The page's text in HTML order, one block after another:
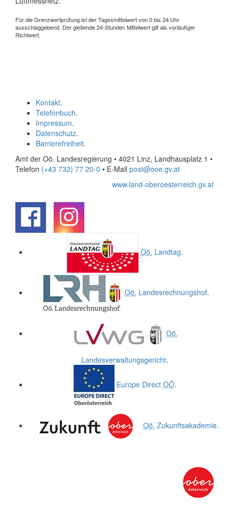
Für die Grenzwertprüfung ist der Tagesmittelwert von 0 bis 24 Uhr
ausschlaggebend. Der gleitende 24-Stunden Mittelwert gilt als vorläufiger
Richtwert.
Kontakt.
Telefonbuch.
Impressum.
Datenschutz.
Barrierefreiheit.
Amt der Oö. Landesregierung • 4021 Linz, Landhausplatz 1 •
Telefon (+43 732) 77 20-0 • E-Mail post@ooe.gv.at
www.land-oberoesterreich.gv.at
Oö. Landtag.
Oö. Landesrechnungshof.
Oö.
Landesverwaltungsgericht.
Europe Direct OÖ.
Oö. Zukunftsakademie.